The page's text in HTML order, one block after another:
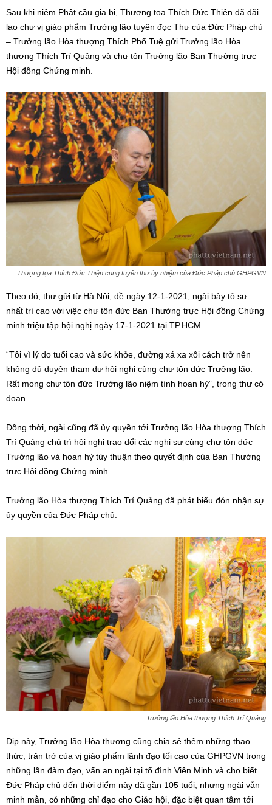
Sau khi niệm Phật cầu gia bị, Thượng tọa Thích Đức Thiện đã đãi
lao chư vị giáo phẩm Trưởng lão tuyên đọc Thư của Đức Pháp chủ
– Trưởng lão Hòa thượng Thích Phổ Tuệ gửi Trưởng lão Hòa
thượng Thích Trí Quảng và chư tôn Trưởng lão Ban Thường trực
Hội đồng Chứng minh.
Thượng tọa Thích Đức Thiện cung tuyên thư ủy nhiệm của Đức Pháp chủ GHPGVN
Theo đó, thư gửi từ Hà Nội, đề ngày 12-1-2021, ngài bày tỏ sự
nhất trí cao với việc chư tôn đức Ban Thường trực Hội đồng Chứng
minh triệu tập hội nghị ngày 17-1-2021 tại TP.HCM.
“Tôi vì lý do tuổi cao và sức khỏe, đường xá xa xôi cách trở nên
không đủ duyên tham dự hội nghị cùng chư tôn đức Trưởng lão.
Rất mong chư tôn đức Trưởng lão niệm tình hoan hỷ”, trong thư có
đoạn.
Đồng thời, ngài cũng đã ủy quyền tới Trưởng lão Hòa thượng Thích
Trí Quảng chủ trì hội nghị trao đổi các nghị sự cùng chư tôn đức
Trưởng lão và hoan hỷ tùy thuận theo quyết định của Ban Thường
trực Hội đồng Chứng minh.
Trưởng lão Hòa thượng Thích Trí Quảng đã phát biểu đón nhận sự
ủy quyền của Đức Pháp chủ.
Trưởng lão Hòa thượng Thích Trí Quảng
Dịp này, Trưởng lão Hòa thượng cũng chia sẻ thêm những thao
thức, trăn trở của vị giáo phẩm lãnh đạo tối cao của GHPGVN trong
những lần đàm đạo, vấn an ngài tại tổ đình Viên Minh và cho biết
Đức Pháp chủ đến thời điểm này đã gần 105 tuổi, nhưng ngài vẫn
minh mẫn, có những chỉ đạo cho Giáo hội, đặc biệt quan tâm tới